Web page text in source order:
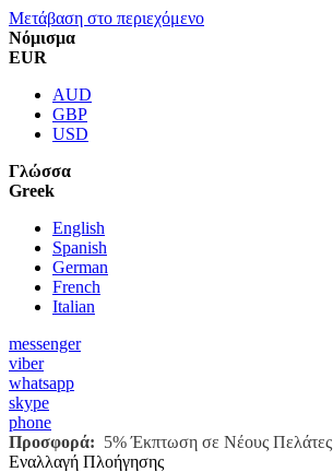
Μετάβαση στο περιεχόμενο
Νόμισμα
EUR
AUD
GBP
USD
Γλώσσα
Greek
English
Spanish
German
French
Italian
messenger
viber
whatsapp
skype
phone
Προσφορά: 5% Έκπτωση σε Νέους Πελάτες
Εναλλαγή Πλοήγησης